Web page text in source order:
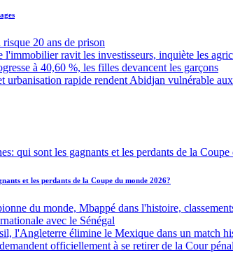
20 ans de prison
ravit les investisseurs, inquiète les
à 40,60 %, les filles devancent les garçons
urbanisation rapide rendent Abidjan vulnérable
et les perdants de la Coupe du monde 2026?
du monde, Mbappé dans l'histoire,
avec le Sénégal
l'Angleterre élimine le Mexique dans un match
officiellement à se retirer de la Cour